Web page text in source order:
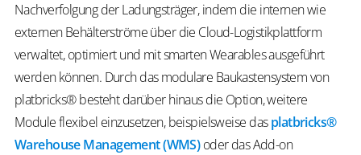
Nachverfolgung der Ladungsträger, indem die internen wie
externen Behälterströme über die Cloud-Logistikplattform
verwaltet, optimiert und mit smarten Wearables ausgeführt
werden können. Durch das modulare Baukastensystem von
platbricks® besteht darüber hinaus die Option, weitere
Module flexibel einzusetzen, beispielsweise dasplatbricks®
Warehouse Management (WMS)oder das Add-on